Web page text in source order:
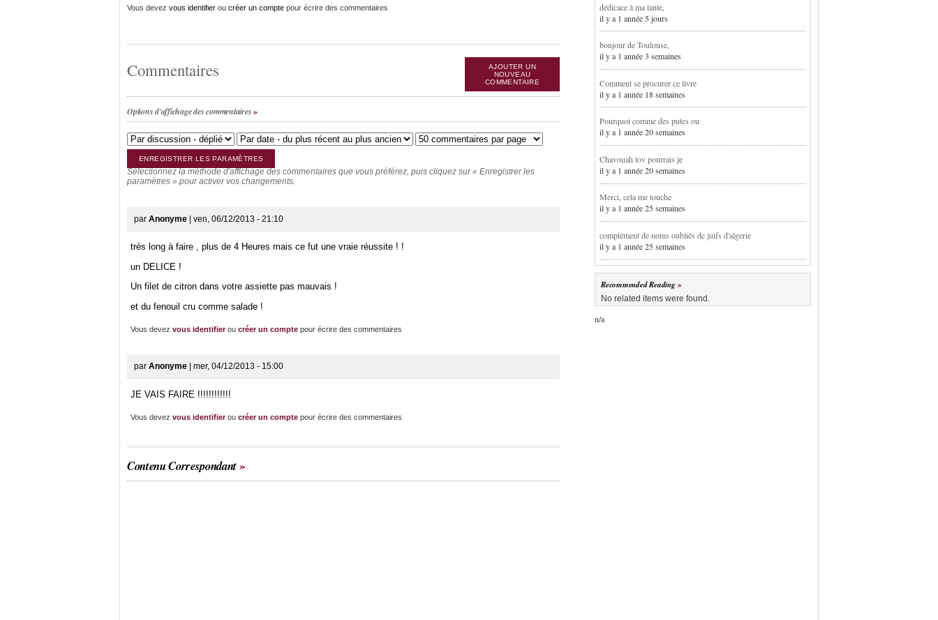
Vous devez vous identifier ou créer un compte pour écrire des commentaires
Commentaires
AJOUTER UN
NOUVEAU
COMMENTAIRE
Options d'affichage des commentaires
Sélectionnez la méthode d'affichage des commentaires que vous préférez, puis cliquez sur « Enregistrer les
paramètres » pour activer vos changements.
par Anonyme | ven, 06/12/2013 - 21:10
très long à faire , plus de 4 Heures mais ce fut une vraie réussite ! !
un DELICE !
Un filet de citron dans votre assiette pas mauvais !
et du fenouil cru comme salade !
Vous devez vous identifierou créer un compte pour écrire des commentaires
par Anonyme | mer, 04/12/2013 - 15:00
JE VAIS FAIRE !!!!!!!!!!!!
Vous devez vous identifierou créer un compte pour écrire des commentaires
Contenu Correspondant
dédicace à ma tante,
il y a 1 année 5 jours
bonjour de Toulouse,
il y a 1 année 3 semaines
Comment se procurer ce livre
il y a 1 année 18 semaines
Pourquoi comme des putes ou
il y a 1 année 20 semaines
Chavouah tov pourrais je
il y a 1 année 20 semaines
Merci, cela me touche
il y a 1 année 25 semaines
complément de noms oubliés de juifs d'algerie
il y a 1 année 25 semaines
Recommended Reading
No related items were found.
n/a